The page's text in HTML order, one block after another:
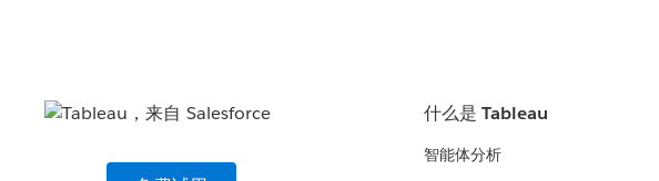
什么是 Tableau
智能体分析